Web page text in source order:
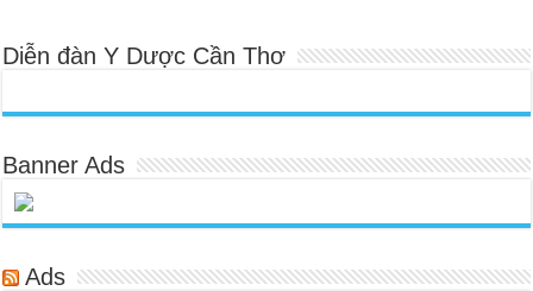
Diễn đàn Y Dược Cần Thơ
Banner Ads
Ads